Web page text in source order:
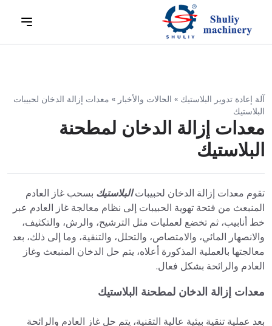
آلة إعادة تدوير البلاستيك » الحالات والأخبار » معدات إزالة الدخان لحبيبات
البلاستيك
معدات إزالة الدخان لمطحنة
البلاستيك
تقوم معدات إزالة الدخان لحبيباتالبلاستيك بسحب غاز العادم
المنبعث من فتحة تهوية الحبيبات إلى نظام معالجة غاز العادم عبر
خط أنابيب، ثم تخضع لعمليات مثل الترشيح، والرش، والتكثيف،
والانصهار المائي، والامتصاص، والتحلل، والتنقية، وما إلى ذلك، بعد
معالجتها بالعملية المذكورة أعلاه، يتم حل الدخان المنبعث وغاز
العادم والرائحة بشكل فعال.
معدات إزالة الدخان لمطحنة البلاستيك
بعد عملية تنقية بيئية عالية التقنية، يتم حل غاز العادم والرائحة